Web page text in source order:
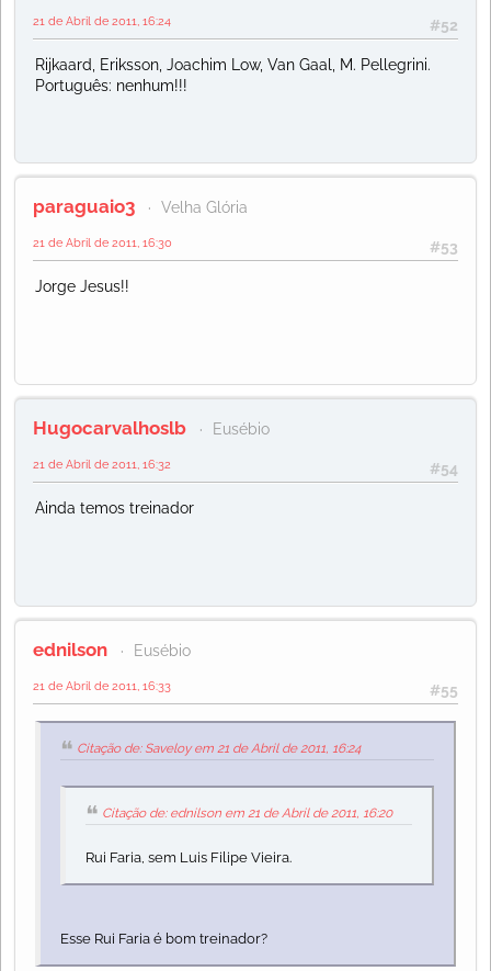
#52
21 de Abril de 2011, 16:24
Rijkaard, Eriksson, Joachim Low, Van Gaal, M. Pellegrini.
Português: nenhum!!!
paraguaio3 Velha Glória
#53
21 de Abril de 2011, 16:30
Jorge Jesus!!
Hugocarvalhoslb Eusébio
#54
21 de Abril de 2011, 16:32
Ainda temos treinador
ednilson Eusébio
#55
21 de Abril de 2011, 16:33
Citação de: Saveloy em 21 de Abril de 2011, 16:24
Citação de: ednilson em 21 de Abril de 2011, 16:20
Rui Faria, sem Luis Filipe Vieira.
Esse Rui Faria é bom treinador?